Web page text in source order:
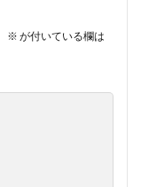
※ が付いている欄は